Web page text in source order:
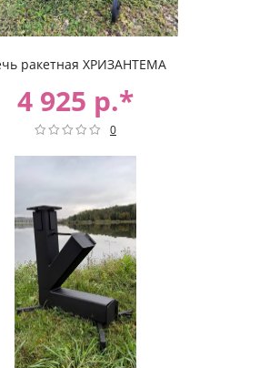
ракетная ХРИЗАНТЕМА
4 925 р.*
0